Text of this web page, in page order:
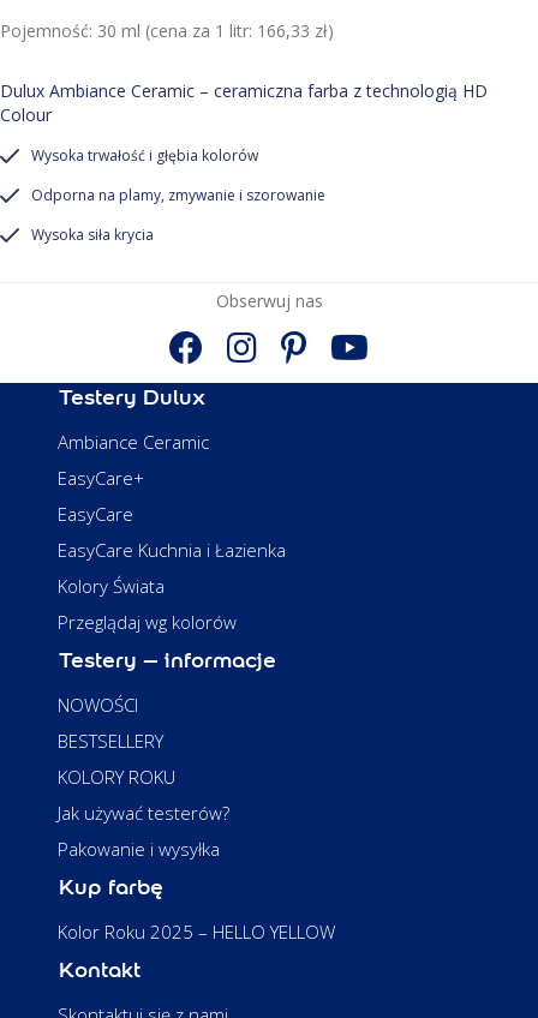
Pojemność: 30 ml (cena za 1 litr: 166,33 zł)
Dulux Ambiance Ceramic – ceramiczna farba z technologią HD
Colour
Wysoka trwałość i głębia kolorów
Odporna na plamy, zmywanie i szorowanie
Wysoka siła krycia
Obserwuj nas
Testery Dulux
Ambiance Ceramic
EasyCare+
EasyCare
EasyCare Kuchnia i Łazienka
Kolory Świata
Przeglądaj wg kolorów
Testery – informacje
NOWOŚCI
BESTSELLERY
KOLORY ROKU
Jak używać testerów?
Pakowanie i wysyłka
Kup farbę
Kolor Roku 2025 – HELLO YELLOW
Kontakt